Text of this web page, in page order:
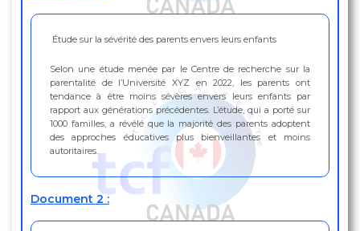
Étude sur la sévérité des parents envers leurs enfants
Selon une étude menée par le Centre de recherche sur la
parentalité de l’Université XYZ en 2022, les parents ont
tendance à être moins sévères envers leurs enfants par
rapport aux générations précédentes. L’étude, qui a porté sur
1000 familles, a révélé que la majorité des parents adoptent
des approches éducatives plus bienveillantes et moins
autoritaires.
Document 2 :